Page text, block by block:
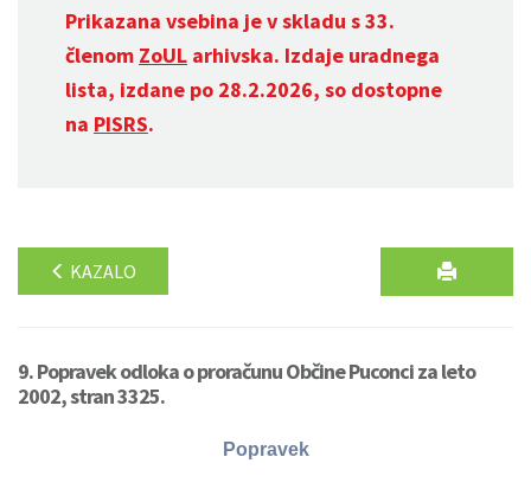
Prikazana vsebina je v skladu s 33.
členom ZoUL arhivska. Izdaje uradnega
lista, izdane po 28.2.2026, so dostopne
na PISRS.
KAZALO
9. Popravek odloka o proračunu Občine Puconci za leto
2002, stran 3325.
Popravek